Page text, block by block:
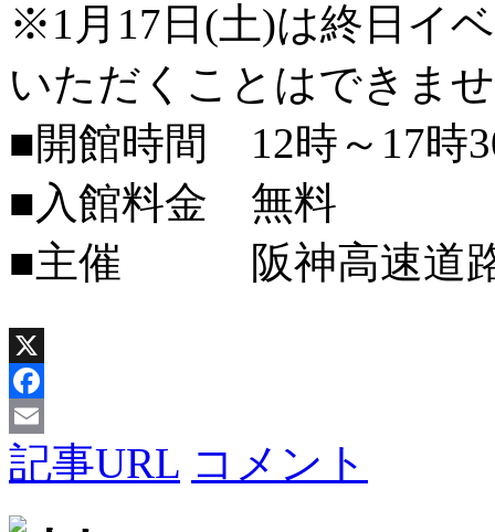
※1月17日(土)は終日イ
いただくことはできま
■開館時間 12時～17時
■入館料金 無料
■主催 阪神高速道路
X
Facebook
Email
記事URL コメント